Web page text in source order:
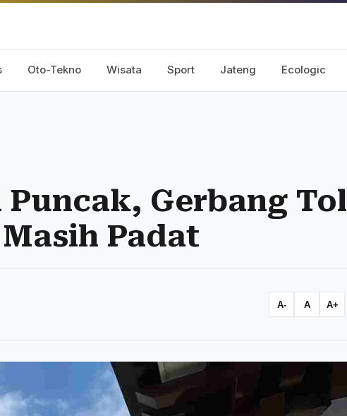
Oto-Tekno Wisata Sport Jateng Ecologic
Puncak, Gerbang Tol
Padat
A- A A+